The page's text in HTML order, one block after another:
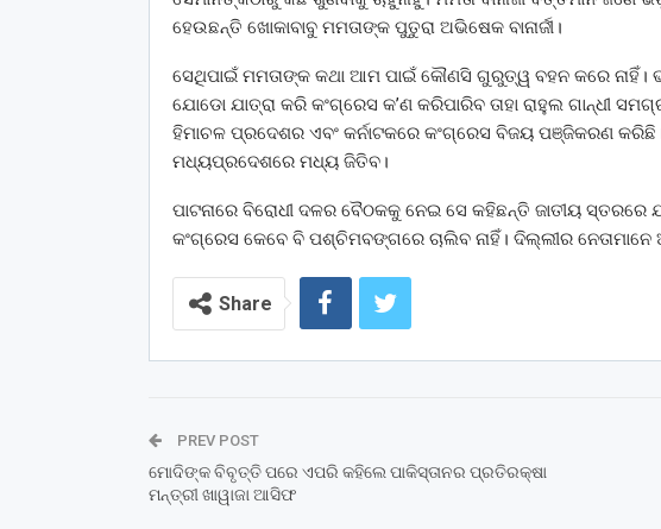
ହେଉଛନ୍ତି ଖୋକାବାବୁ ମମତାଙ୍କ ପୁତୁରା ଅଭିଷେକ ବାନାର୍ଜୀ।
ସେଥିପାଇଁ ମମତାଙ୍କ କଥା ଆମ ପାଇଁ କୌଣସି ଗୁରୁତ୍ୱ ବହନ କରେ ନାହିଁ।
ଯୋଡୋ ଯାତ୍ରା କରି କଂଗ୍ରେସ କ’ଣ କରିପାରିବ ତାହା ରାହୁଲ ଗାନ୍ଧୀ
ହିମାଚଳ ପ୍ରଦେଶର ଏବଂ କର୍ନାଟକରେ କଂଗ୍ରେସ ବିଜୟ ପଞ୍ଜିକରଣ କରିଛି।
ମଧ୍ୟପ୍ରଦେଶରେ ମଧ୍ୟ ଜିତିବ।
ପାଟନାରେ ବିରୋଧୀ ଦଳର ବୈଠକକୁ ନେଇ ସେ କହିଛନ୍ତି ଜାତୀୟ ସ୍ତରରେ
କଂଗ୍ରେସ କେବେ ବି ପଶ୍ଚିମବଙ୍ଗରେ ଚାଲିବ ନାହିଁ। ଦିଲ୍ଲୀର ନେତାମାନେ
Share
PREV POST
ମୋଦିଙ୍କ ବିବୃତ୍ତି ପରେ ଏପରି କହିଲେ ପାକିସ୍ତାନର ପ୍ରତିରକ୍ଷା
ମନ୍ତ୍ରୀ ଖାୱାଜା ଆସିଫ